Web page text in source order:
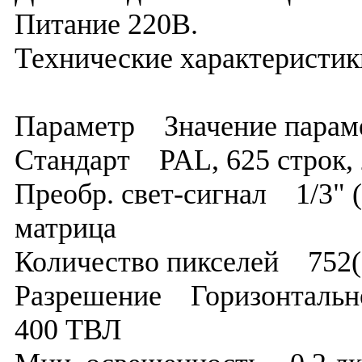
Питание 220В.
Технические
Параметр Значение
Стандарт PAL, 625 строк,
Преобр. свет-сигнал 1/
матрица
Количество пикселей
Разрешение
400 ТВЛ